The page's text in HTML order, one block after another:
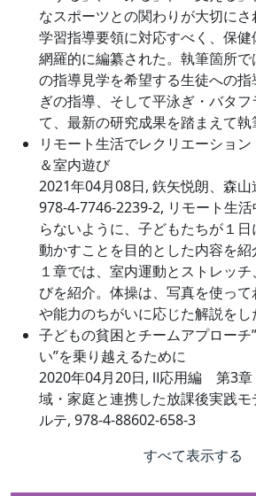
なスポーツとの関わりが大切に
学習指導要領に対応すべく、保
網羅的に編纂された。執筆箇所
の指導見学を希望する生徒への
ぎの指導、そして平泳ぎ・バタ
て、最新の研究成果を踏まえて執
リモート生活でレクリエーショ
＆室内遊び
2021年04月08日, 鉃矢悦朗、森山
978-4-7746-2239-2, リモート生
らないように、子どもたちが１
動かすことを目的とした内容を紹
１章では、室内運動とストレッ
びを紹介。体操は、写真を使っ
や能力のちがいに応じた解説をし
子どもの貧困とチームアプローチ
い”を乗り越えるために
2020年04月20日, Ⅱ応用編 第3
域・家庭と連携した放課後実践
ルテ, 978-4-88602-658-3
すべて表示する